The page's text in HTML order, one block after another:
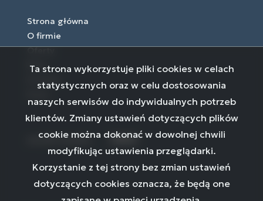
Strona główna
O firmie
Oferty
Blog
Kontakt
social media Facebook
Facebook
Facebook
Ta strona wykorzystuje pliki cookies w celach
statystycznych oraz w celu dostosowania
naszych serwisów do indywidualnych potrzeb
klientów. Zmiany ustawień dotyczących plików
cookie można dokonać w dowolnej chwili
modyfikując ustawienia przeglądarki.
Korzystanie z tej strony bez zmian ustawień
dotyczących cookies oznacza, że będą one